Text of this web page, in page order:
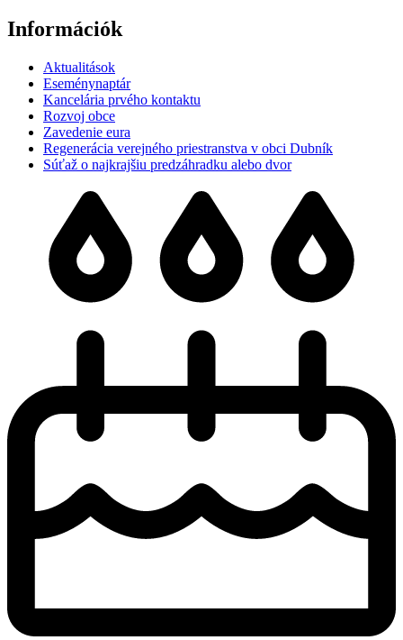
Információk
Aktualitások
Eseménynaptár
Kancelária prvého kontaktu
Rozvoj obce
Zavedenie eura
Regenerácia verejného priestranstva v obci Dubník
Súťaž o najkrajšiu predzáhradku alebo dvor